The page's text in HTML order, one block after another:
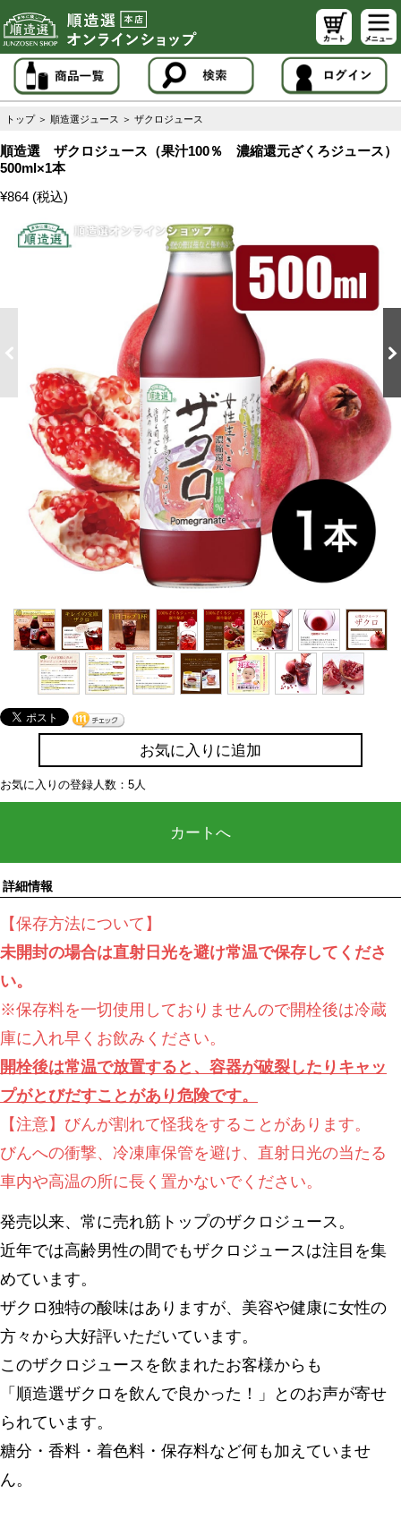
トップ ＞ 順造選ジュース ＞ ザクロジュース
順造選 ザクロジュース（果汁100％ 濃縮還元ざくろジュース）
500ml×1本
¥864 (税込)
お気に入りに追加
お気に入りの登録人数：5人
カートへ
詳細情報
【保存方法について】
未開封の場合は直射日光を避け常温で保存してくださ
い。
※保存料を一切使用しておりませんので開栓後は冷蔵
庫に入れ早くお飲みください。
開栓後は常温で放置すると、容器が破裂したりキャッ
プがとびだすことがあり危険です。
【注意】びんが割れて怪我をすることがあります。
びんへの衝撃、冷凍庫保管を避け、直射日光の当たる
車内や高温の所に長く置かないでください。
発売以来、常に売れ筋トップのザクロジュース。
近年では高齢男性の間でもザクロジュースは注目を集
めています。
ザクロ独特の酸味はありますが、美容や健康に女性の
方々から大好評いただいています。
このザクロジュースを飲まれたお客様からも
「順造選ザクロを飲んで良かった！」とのお声が寄せ
られています。
糖分・香料・着色料・保存料など何も加えていませ
ん。